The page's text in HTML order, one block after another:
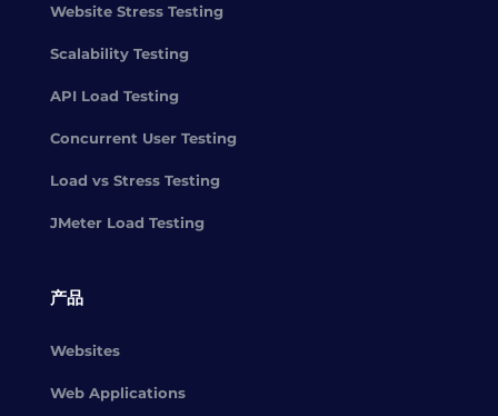
Website Stress Testing
Scalability Testing
API Load Testing
Concurrent User Testing
Load vs Stress Testing
JMeter Load Testing
产品
Websites
Web Applications